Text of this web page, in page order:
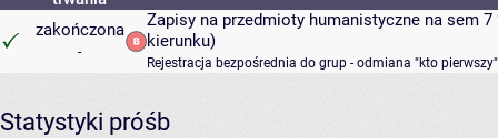
zakończona
-
Zapisy na przedmioty humanistyczne na sem
kierunku)
Rejestracja bezpośrednia do grup - odmiana "kto pierwszy"
Statystyki próśb